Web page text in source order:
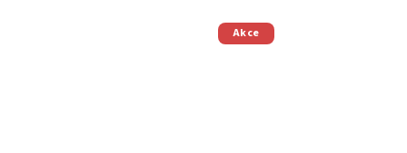
Akce